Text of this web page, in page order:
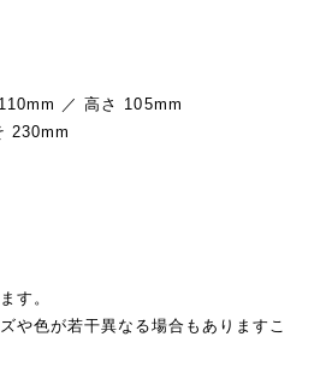
／ 高さ 105mm
230mm
す。
や色が若干異なる場合もありますこ